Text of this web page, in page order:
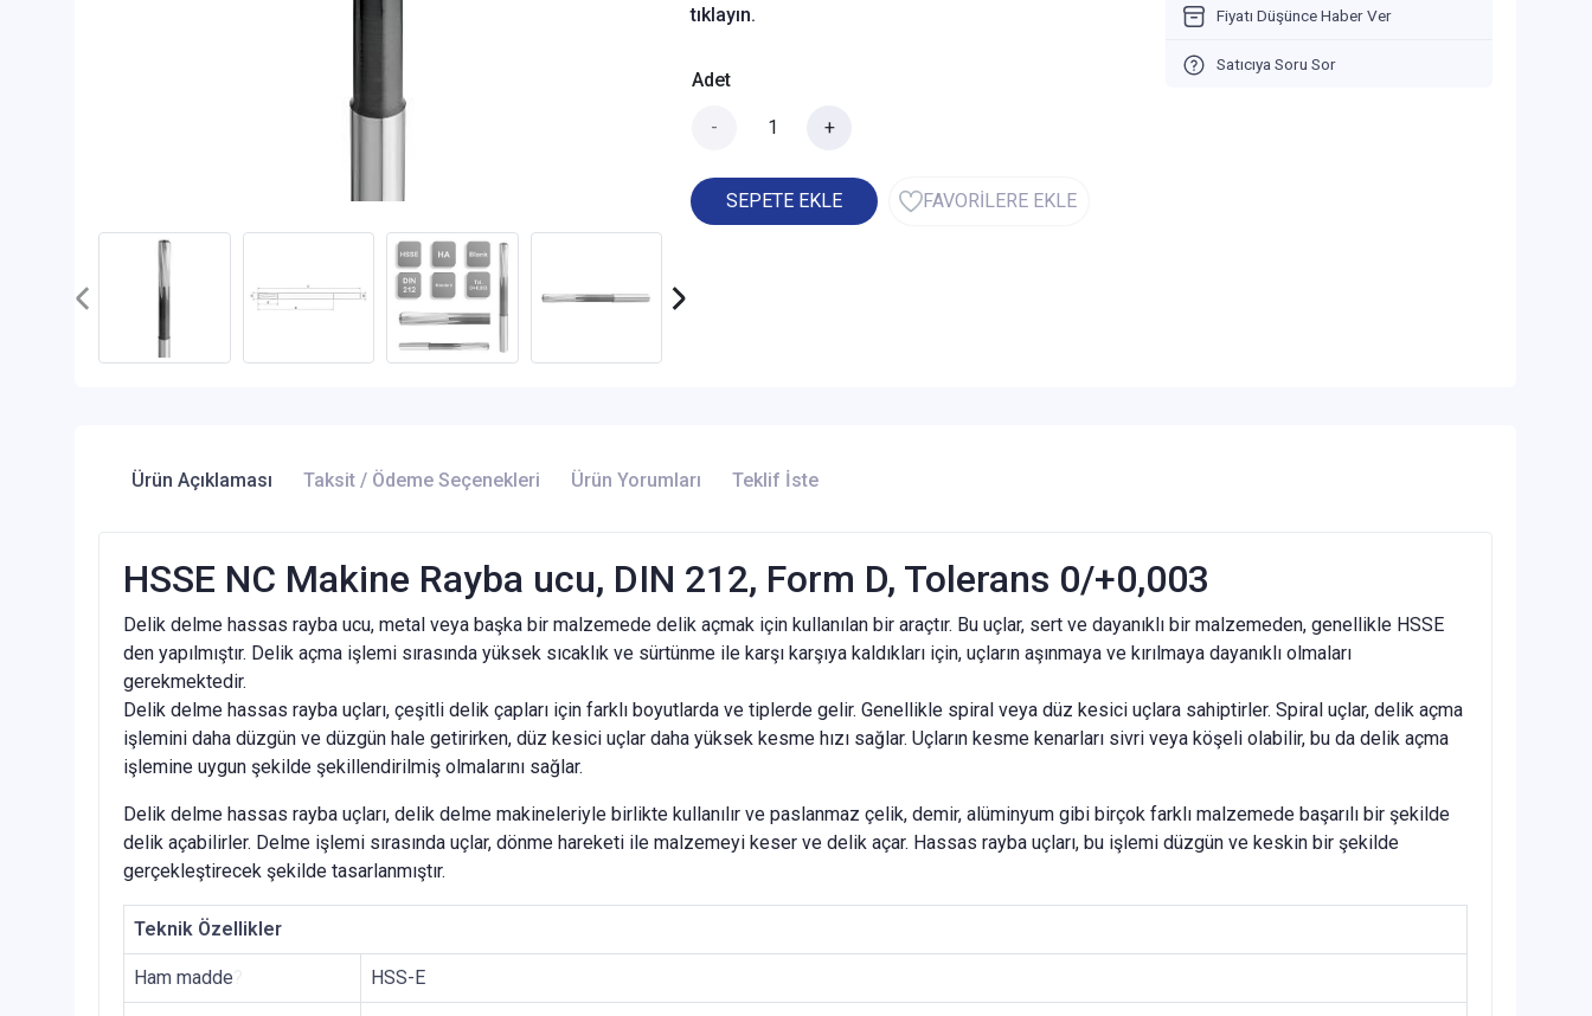
tıklayın.
Adet
- +
SEPETE EKLE FAVORİLERE EKLE
Fiyatı Düşünce Haber Ver
Satıcıya Soru Sor
Ürün Açıklaması Taksit / Ödeme Seçenekleri Ürün Yorumları Teklif İste
HSSE NC Makine Rayba ucu, DIN 212, Form D, Tolerans 0/+0,003
Delik delme hassas rayba ucu, metal veya başka bir malzemede delik açmak için kullanılan bir araçtır. Bu uçlar, sert ve dayanıklı bir malzemeden, genellikle HSSE
den yapılmıştır. Delik açma işlemi sırasında yüksek sıcaklık ve sürtünme ile karşı karşıya kaldıkları için, uçların aşınmaya ve kırılmaya dayanıklı olmaları
gerekmektedir.
Delik delme hassas rayba uçları, çeşitli delik çapları için farklı boyutlarda ve tiplerde gelir. Genellikle spiral veya düz kesici uçlara sahiptirler. Spiral uçlar, delik açma
işlemini daha düzgün ve düzgün hale getirirken, düz kesici uçlar daha yüksek kesme hızı sağlar. Uçların kesme kenarları sivri veya köşeli olabilir, bu da delik açma
işlemine uygun şekilde şekillendirilmiş olmalarını sağlar.
Delik delme hassas rayba uçları, delik delme makineleriyle birlikte kullanılır ve paslanmaz çelik, demir, alüminyum gibi birçok farklı malzemede başarılı bir şekilde
delik açabilirler. Delme işlemi sırasında uçlar, dönme hareketi ile malzemeyi keser ve delik açar. Hassas rayba uçları, bu işlemi düzgün ve keskin bir şekilde
gerçekleştirecek şekilde tasarlanmıştır.
Teknik Özellikler
Ham madde HSS-E